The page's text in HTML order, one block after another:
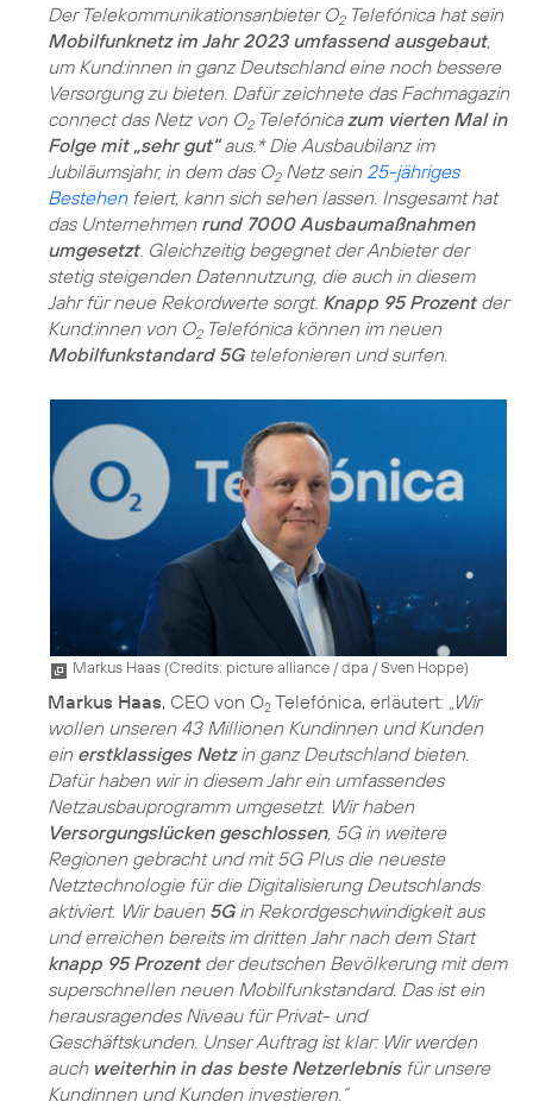
Der Telekommunikationsanbieter O2Telefónica hat sein
Mobilfunknetz im Jahr 2023 umfassend ausgebaut,
um Kund:innen in ganz Deutschland eine noch bessere
Versorgung zu bieten. Dafür zeichnete das Fachmagazin
connect das Netz von O2Telefónica zum vierten Mal in
Folge mit „sehr gut“aus.* Die Ausbaubilanz im
Jubiläumsjahr, in dem das O2Netz sein 25-jähriges
Bestehenfeiert, kann sich sehen lassen. Insgesamt hat
das Unternehmen rund 7000 Ausbaumaßnahmen
umgesetzt. Gleichzeitig begegnet der Anbieter der
stetig steigenden Datennutzung, die auch in diesem
Jahr für neue Rekordwerte sorgt. Knapp 95 Prozentder
Kund:innen von O2Telefónica können im neuen
Mobilfunkstandard 5Gtelefonieren und surfen.
Markus Haas (Credits: picture alliance / dpa / Sven Hoppe)
Markus Haas, CEO von O2 Telefónica, erläutert: „Wir
wollen unseren 43 Millionen Kundinnen und Kunden
ein erstklassiges Netzin ganz Deutschland bieten.
Dafür haben wir in diesem Jahr ein umfassendes
Netzausbauprogramm umgesetzt. Wir haben
Versorgungslücken geschlossen, 5G in weitere
Regionen gebracht und mit 5G Plus die neueste
Netztechnologie für die Digitalisierung Deutschlands
aktiviert. Wir bauen 5Gin Rekordgeschwindigkeit aus
und erreichen bereits im dritten Jahr nach dem Start
knapp 95 Prozentder deutschen Bevölkerung mit dem
superschnellen neuen Mobilfunkstandard. Das ist ein
herausragendes Niveau für Privat- und
Geschäftskunden. Unser Auftrag ist klar: Wir werden
auch weiterhin in das beste Netzerlebnisfür unsere
Kundinnen und Kunden investieren.“